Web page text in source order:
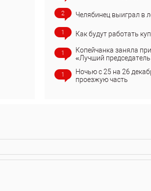
2 Челябинец выиграл в
1 Как будут работать
1
Копейчанка заняла
«Лучший
1
Ночью с 25 на 26
проезжую часть